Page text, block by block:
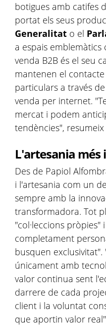
botigues amb catifes
portat els seus
Generalitat o el
a espais emblemàtics
venda B2B és el seu
mantenen el
particulars a través
venda per internet.
mercat i podem
tendències",
L'artesania
Des de Papiol
i l'artesania com un
sempre amb la
transformadora. Tot
"col·leccions pròpies"
completament
busquen
únicament amb
valor continua sent
darrere de cada
client i la voluntat
que aportin valor